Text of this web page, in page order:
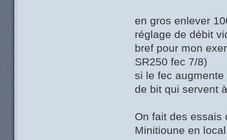
en gros enlever
réglage de débit
bref pour mon
SR250 fec 7/8)
si le fec
de bit qui servent
On fait des essais
Minitioune en